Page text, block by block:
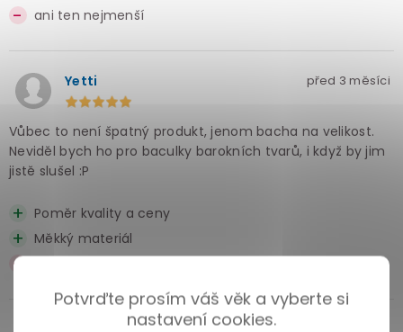
Potvrďte prosím váš věk a vyberte si
nastavení cookies.
ani ten nejmenší
Yetti před 3 měsíci
Vůbec to není špatný produkt, jenom bacha na velikost.
Neviděl bych ho pro baculky barokních tvarů, i když by jim
jistě slušel :P
Poměr kvality a ceny
Měkký materiál